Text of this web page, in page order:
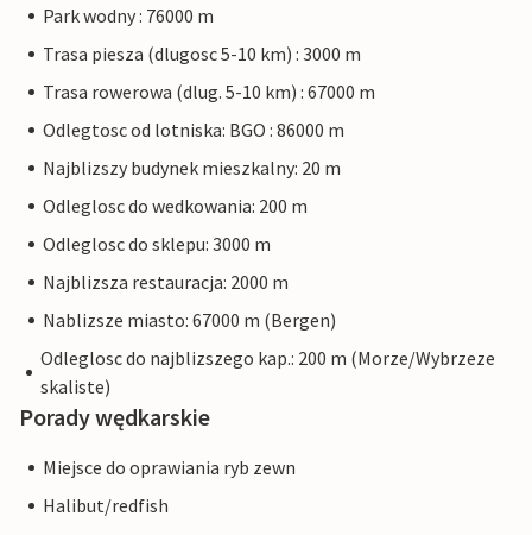
Park wodny : 76000 m
Trasa piesza (dlugosc 5-10 km) : 3000 m
Trasa rowerowa (dlug. 5-10 km) : 67000 m
Odlegtosc od lotniska: BGO : 86000 m
Najblizszy budynek mieszkalny: 20 m
Odleglosc do wedkowania: 200 m
Odleglosc do sklepu: 3000 m
Najblizsza restauracja: 2000 m
Nablizsze miasto: 67000 m (Bergen)
Odleglosc do najblizszego kap.: 200 m (Morze/Wybrzeze
skaliste)
Porady wędkarskie
Miejsce do oprawiania ryb zewn
Halibut/redfish